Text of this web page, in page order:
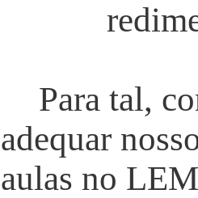
Para tal,
adequar
aulas no